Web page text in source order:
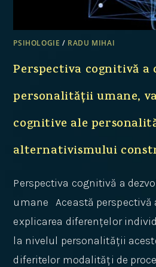
PSIHOLOGIE / RADU MIHAI
Perspectiva cognitivă
personalității umane,
cognitive ale
alternativismului
Perspectiva cognitivă a
umane Această perspectivă
explicarea diferențelor
la nivelul personalității
diferitelor modalități de